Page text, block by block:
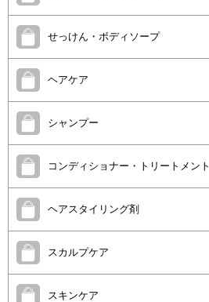
せっけん・ボディソープ
ヘアケア
シャンプー
コンディショナー・トリートメント
ヘアスタイリング剤
スカルプケア
スキンケア